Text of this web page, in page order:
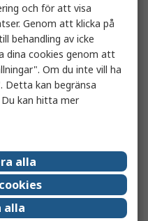
och för att visa
Genom att klicka på
behandling av icke
dina cookies genom att
Om du inte vill ha
Detta kan begränsa
kan hitta mer
alla
alla